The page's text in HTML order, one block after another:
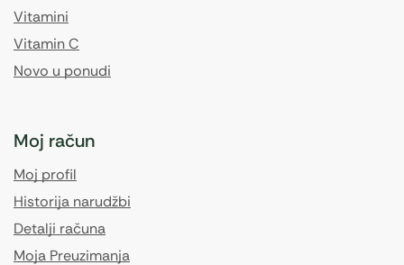
Vitamini
Vitamin C
Novo u ponudi
Moj račun
Moj profil
Historija narudžbi
Detalji računa
Moja Preuzimanja